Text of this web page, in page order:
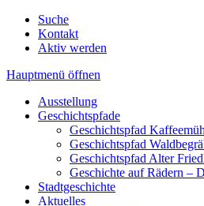
Suche
Kontakt
Aktiv werden
Hauptmenü öffnen
Ausstellung
Geschichtspfade
Geschichtspfad
Geschichtspfad
Geschichtspfad Alter
Geschichte auf Rädern –
Stadtgeschichte
Aktuelles